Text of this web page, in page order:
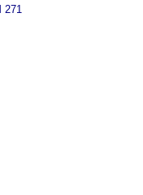
271